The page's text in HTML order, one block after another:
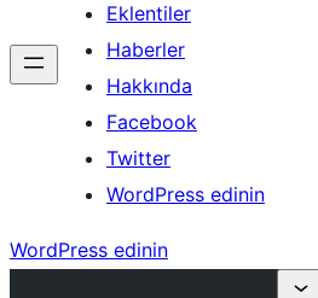
Eklentiler
Haberler
Hakkında
Facebook
Twitter
WordPress edinin
WordPress edinin